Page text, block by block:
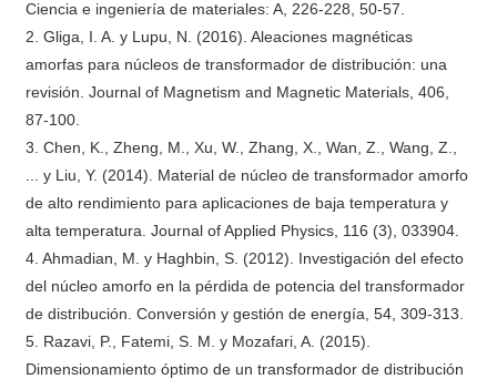
Ciencia e ingeniería de materiales: A, 226-228, 50-57.
2. Gliga, I. A. y Lupu, N. (2016). Aleaciones magnéticas
amorfas para núcleos de transformador de distribución: una
revisión. Journal of Magnetism and Magnetic Materials, 406,
87-100.
3. Chen, K., Zheng, M., Xu, W., Zhang, X., Wan, Z., Wang, Z.,
... y Liu, Y. (2014). Material de núcleo de transformador amorfo
de alto rendimiento para aplicaciones de baja temperatura y
alta temperatura. Journal of Applied Physics, 116 (3), 033904.
4. Ahmadian, M. y Haghbin, S. (2012). Investigación del efecto
del núcleo amorfo en la pérdida de potencia del transformador
de distribución. Conversión y gestión de energía, 54, 309-313.
5. Razavi, P., Fatemi, S. M. y Mozafari, A. (2015).
Dimensionamiento óptimo de un transformador de distribución